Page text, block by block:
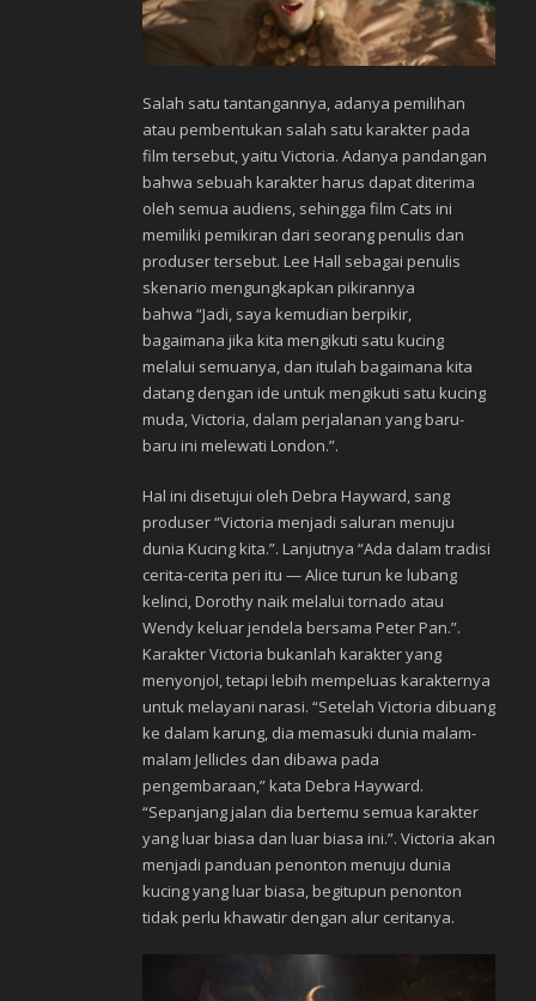
Salah satu tantangannya, adanya pemilihan
atau pembentukan salah satu karakter pada
film tersebut, yaitu Victoria. Adanya pandangan
bahwa sebuah karakter harus dapat diterima
oleh semua audiens, sehingga film Cats ini
memiliki pemikiran dari seorang penulis dan
produser tersebut. Lee Hall sebagai penulis
skenario mengungkapkan pikirannya
bahwa “Jadi, saya kemudian berpikir,
bagaimana jika kita mengikuti satu kucing
melalui semuanya, dan itulah bagaimana kita
datang dengan ide untuk mengikuti satu kucing
muda, Victoria, dalam perjalanan yang baru-
baru ini melewati London.”.
Hal ini disetujui oleh Debra Hayward, sang
produser “Victoria menjadi saluran menuju
dunia Kucing kita.”. Lanjutnya “Ada dalam tradisi
cerita-cerita peri itu — Alice turun ke lubang
kelinci, Dorothy naik melalui tornado atau
Wendy keluar jendela bersama Peter Pan.”.
Karakter Victoria bukanlah karakter yang
menyonjol, tetapi lebih mempeluas karakternya
untuk melayani narasi. “Setelah Victoria dibuang
ke dalam karung, dia memasuki dunia malam-
malam Jellicles dan dibawa pada
pengembaraan,” kata Debra Hayward.
“Sepanjang jalan dia bertemu semua karakter
yang luar biasa dan luar biasa ini.”. Victoria akan
menjadi panduan penonton menuju dunia
kucing yang luar biasa, begitupun penonton
tidak perlu khawatir dengan alur ceritanya.